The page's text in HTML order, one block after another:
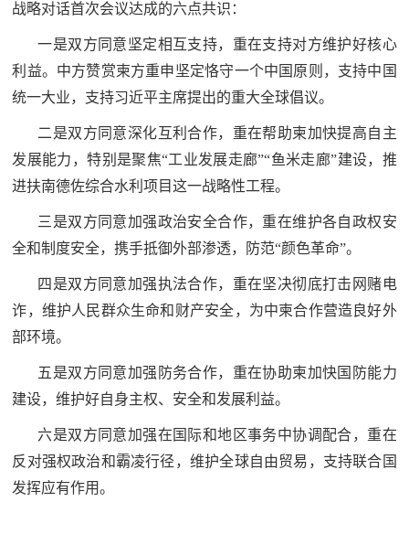
闻
政
要
热
追
踪
热
点
追
防
法
防
法
规
防
知
战略对话首次会议达成的六点共识：
一是双方同意坚定相互支持，重在支持对方维护好核心
利益。中方赞赏柬方重申坚定恪守一个中国原则，支持中国
统一大业，支持习近平主席提出的重大全球倡议。
二是双方同意深化互利合作，重在帮助柬加快提高自主
发展能力，特别是聚焦“工业发展走廊”“鱼米走廊”建设，推
进扶南德佐综合水利项目这一战略性工程。
三是双方同意加强政治安全合作，重在维护各自政权安
全和制度安全，携手抵御外部渗透，防范“颜色革命”。
四是双方同意加强执法合作，重在坚决彻底打击网赌电
诈，维护人民群众生命和财产安全，为中柬合作营造良好外
部环境。
五是双方同意加强防务合作，重在协助柬加快国防能力
建设，维护好自身主权、安全和发展利益。
六是双方同意加强在国际和地区事务中协调配合，重在
反对强权政治和霸凌行径，维护全球自由贸易，支持联合国
发挥应有作用。